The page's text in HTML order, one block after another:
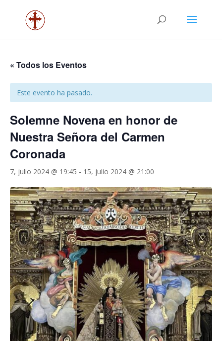
« Todos los Eventos
Este evento ha pasado.
Solemne Novena en honor de
Nuestra Señora del Carmen
Coronada
7, julio 2024 @ 19:45 - 15, julio 2024 @ 21:00